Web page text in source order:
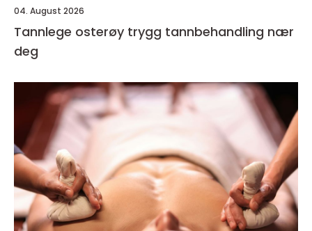
04. August 2026
Tannlege osterøy trygg tannbehandling nær
deg